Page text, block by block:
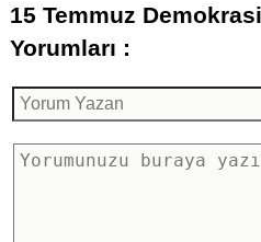
15 Temmuz
Yorumları :